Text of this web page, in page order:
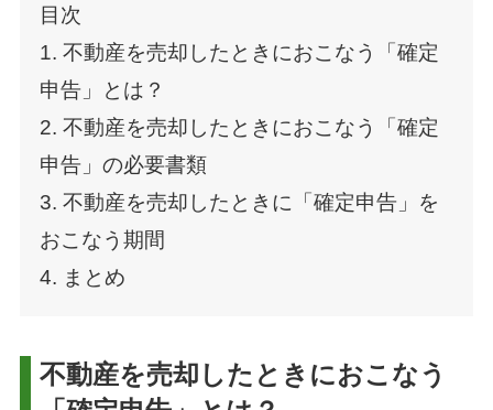
目次
1. 不動産を売却したときにおこなう「確定
申告」とは？
2. 不動産を売却したときにおこなう「確定
申告」の必要書類
3. 不動産を売却したときに「確定申告」を
おこなう期間
4. まとめ
不動産を売却したときにおこなう